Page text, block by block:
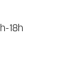
18h